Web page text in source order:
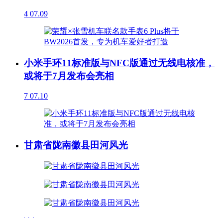
4 07.09
小米手环11标准版与NFC版通过无线电核准，
或将于7月发布会亮相
7 07.10
甘肃省陇南徽县田河风光